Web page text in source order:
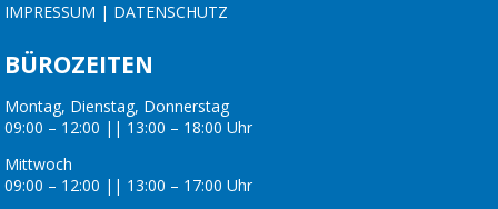
IMPRESSUM | DATENSCHUTZ
BÜROZEITEN
Montag, Dienstag, Donnerstag
09:00 – 12:00 || 13:00 – 18:00 Uhr
Mittwoch
09:00 – 12:00 || 13:00 – 17:00 Uhr